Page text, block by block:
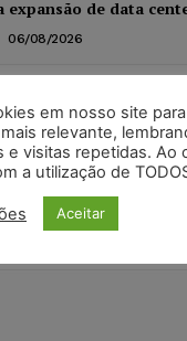
expansão de data
06/08/2026
assinatura digital e
sobre
de azar no Brasil
em nosso site
relevante,
e visitas repetidas. Ao
a utilização de
Aceitar